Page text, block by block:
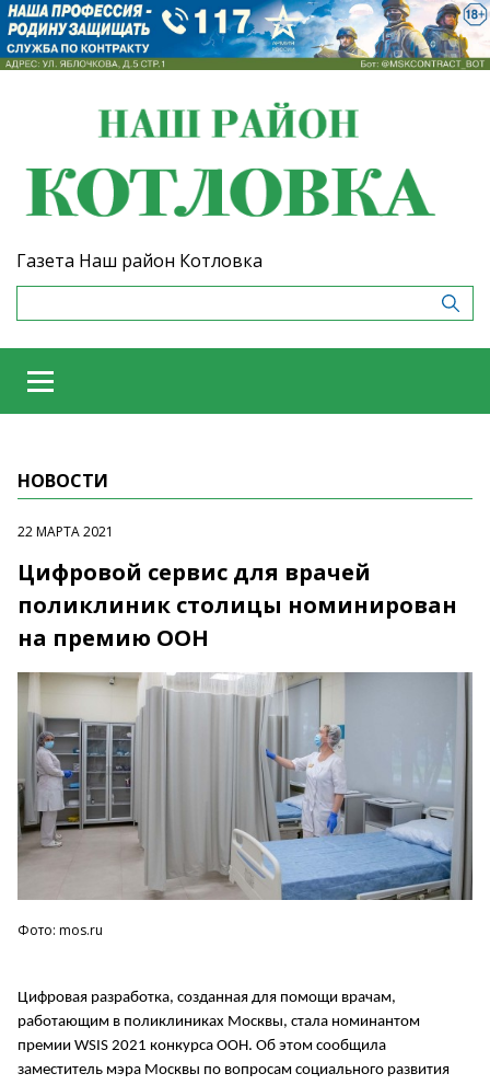
Газета Наш район Котловка
НОВОСТИ
22 МАРТА 2021
Цифровой сервис для врачей
поликлиник столицы номинирован
на премию ООН
Фото: mos.ru
Цифровая разработка, созданная для помощи врачам,
работающим в поликлиниках Москвы, стала номинантом
премии WSIS 2021 конкурса ООН. Об этом сообщила
заместитель мэра Москвы по вопросам социального развития